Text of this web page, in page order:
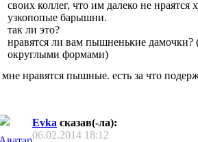
своих коллег, что им далеко не нраятся
узкопопые барышни.
так ли это?
нравятся ли вам пышненькие дамочки?
округлыми формами)
мне нравятся пышные. есть за что
Evka сказав(-ла):
06.02.2014 18:12